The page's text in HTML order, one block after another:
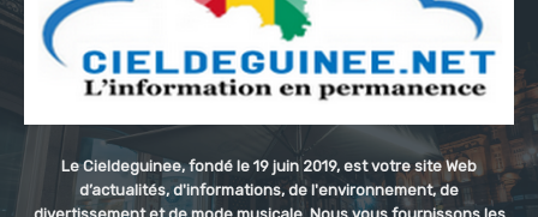
Le Cieldeguinee, fondé le 19 juin 2019, est votre site Web
d’actualités, d'informations, de l'environnement, de